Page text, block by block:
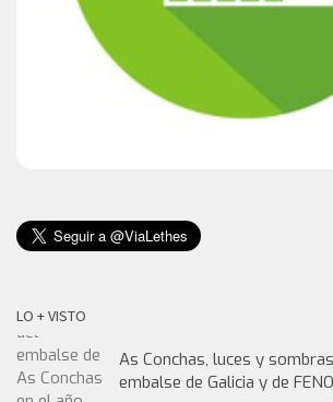
LO + VISTO
As Conchas, luces y
embalse de Galicia y de